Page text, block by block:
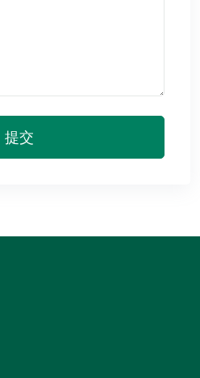
提交